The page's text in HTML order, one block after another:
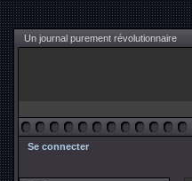
Un journal purement révolutionnaire
Se connecter